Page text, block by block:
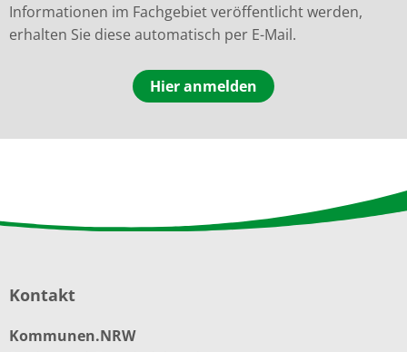
Informationen im Fachgebiet veröffentlicht werden,
erhalten Sie diese automatisch per E-Mail.
Hier anmelden
Kontakt
Kommunen.NRW